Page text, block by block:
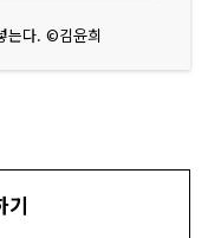
는다. ©김윤희
기